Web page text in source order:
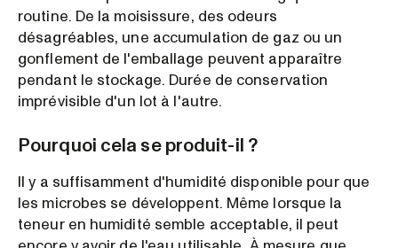
routine. De la moisissure, des odeurs
désagréables, une accumulation de gaz ou un
gonflement de l'emballage peuvent apparaître
pendant le stockage. Durée de conservation
imprévisible d'un lot à l'autre.
Pourquoi cela se produit-il ?
Il y a suffisamment d'humidité disponible pour que
les microbes se développent. Même lorsque la
teneur en humidité semble acceptable, il peut